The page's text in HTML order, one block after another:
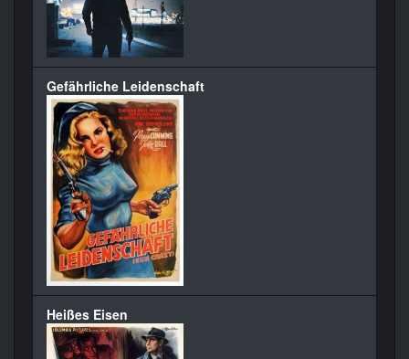
Gefährliche Leidenschaft
Heißes Eisen